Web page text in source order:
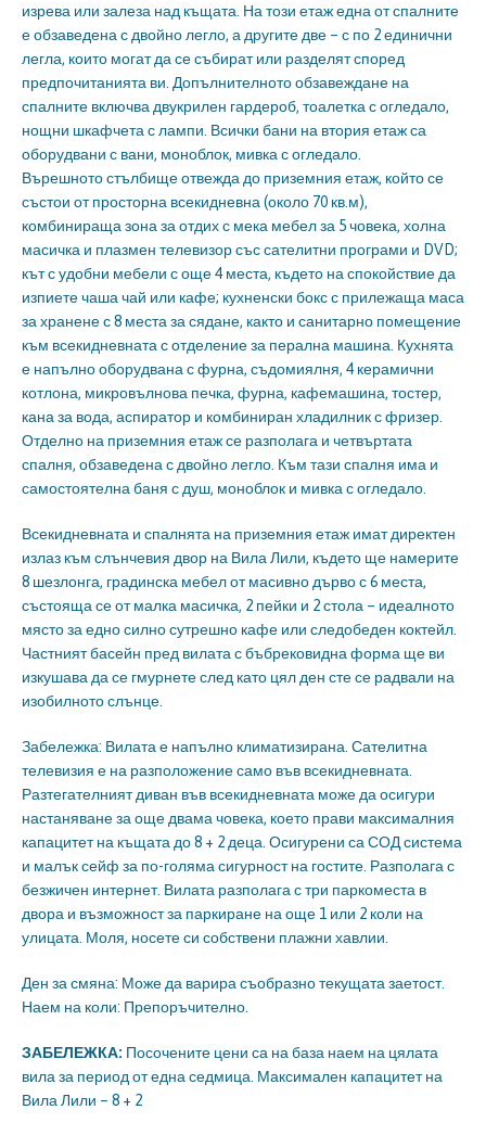
изрева или залеза над къщата. На този етаж една от спалните
е обзаведена с двойно легло, а другите две – с по 2 единични
легла, които могат да се събират или разделят според
предпочитанията ви. Допълнителното обзавеждане на
спалните включва двукрилен гардероб, тоалетка с огледало,
нощни шкафчета с лампи. Всички бани на втория етаж са
оборудвани с вани, моноблок, мивка с огледало.
Върешното стълбище отвежда до приземния етаж, който се
състои от просторна всекидневна (около 70 кв.м),
комбинираща зона за отдих с мека мебел за 5 човека, холна
масичка и плазмен телевизор със сателитни програми и DVD;
кът с удобни мебели с още 4 места, където на спокойствие да
изпиете чаша чай или кафе; кухненски бокс с прилежаща маса
за хранене с 8 места за сядане, както и санитарно помещение
към всекидневната с отделение за перална машина. Кухнята
е напълно оборудвана с фурна, съдомиялня, 4 керамични
котлона, микровълнова печка, фурна, кафемашина, тостер,
кана за вода, аспиратор и комбиниран хладилник с фризер.
Отделно на приземния етаж се разполага и четвъртата
спалня, обзаведена с двойно легло. Към тази спалня има и
самостоятелна баня с душ, моноблок и мивка с огледало.
Всекидневната и спалнята на приземния етаж имат директен
излаз към слънчевия двор на Вила Лили, където ще намерите
8 шезлонга, градинска мебел от масивно дърво с 6 места,
състояща се от малка масичка, 2 пейки и 2 стола – идеалното
място за едно силно сутрешно кафе или следобеден коктейл.
Частният басейн пред вилата с бъбрековидна форма ще ви
изкушава да се гмурнете след като цял ден сте се радвали на
изобилното слънце.
Забележка: Вилата е напълно климатизирана. Сателитна
телевизия е на разположение само във всекидневната.
Разтегателният диван във всекидневната може да осигури
настаняване за още двама човека, което прави максималния
капацитет на къщата до 8 + 2 деца. Осигурени са СОД система
и малък сейф за по-голяма сигурност на гостите. Разполага с
безжичен интернет. Вилата разполага с три паркоместа в
двора и възможност за паркиране на още 1 или 2 коли на
улицата. Моля, носете си собствени плажни хавлии.
Ден за смяна: Може да варира съобразно текущата заетост.
Наем на коли: Препоръчително.
ЗАБЕЛЕЖКА: Посочените цени са на база наем на цялата
вила за период от една седмица. Максимален капацитет на
Вила Лили – 8 + 2